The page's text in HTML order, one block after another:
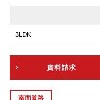
3LDK
資料請求
南面道路